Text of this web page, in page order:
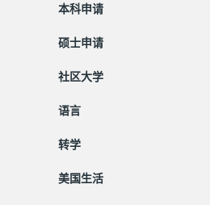
本科申请
硕士申请
社区大学
语言
转学
美国生活